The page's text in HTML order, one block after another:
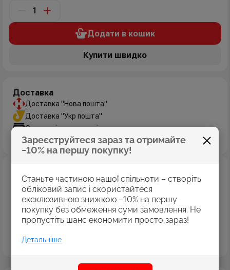
Зареєструйтеся зараз та отримайте
−10% на першу покупку!
Станьте частиною нашої спільноти – створіть
обліковий запис і скористайтеся
ексклюзивною знижкою −10% на першу
покупку без обмеження суми замовлення. Не
пропустіть шанс економити просто зараз!
Детальніше
Додати в кошик
Купити швидко
Доставка
Доставка "Нова пошта"
Доставка "Укр пошта"
Самовивіз з магазинів
Дізнатись більше
Оплата картками Visa
MasterCard
Оплата коштами програми «Пакунок школяра»
Накладений платіж
Дізнатись більше